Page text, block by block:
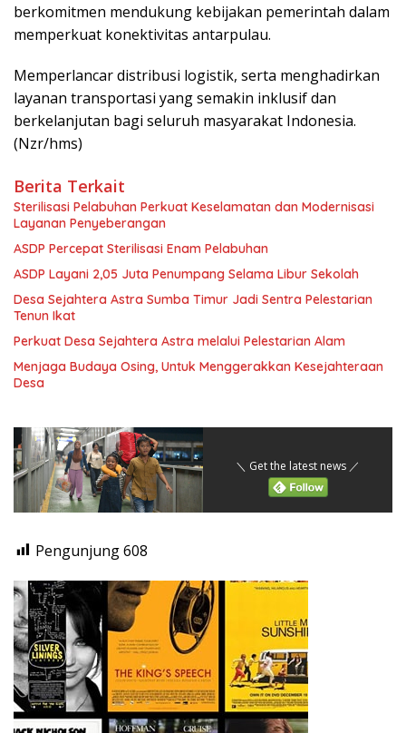
berkomitmen mendukung kebijakan pemerintah dalam
memperkuat konektivitas antarpulau.
Memperlancar distribusi logistik, serta menghadirkan
layanan transportasi yang semakin inklusif dan
berkelanjutan bagi seluruh masyarakat Indonesia.
(Nzr/hms)
Berita Terkait
Sterilisasi Pelabuhan Perkuat Keselamatan dan Modernisasi
Layanan Penyeberangan
ASDP Percepat Sterilisasi Enam Pelabuhan
ASDP Layani 2,05 Juta Penumpang Selama Libur Sekolah
Desa Sejahtera Astra Sumba Timur Jadi Sentra Pelestarian
Tenun Ikat
Perkuat Desa Sejahtera Astra melalui Pelestarian Alam
Menjaga Budaya Osing, Untuk Menggerakkan Kesejahteraan
Desa
＼ Get the latest news ／
Pengunjung608